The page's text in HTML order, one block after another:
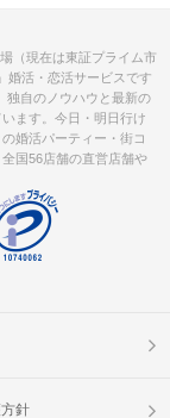
（現在は東証プライム市
婚活・恋活サービスです
独自のノウハウと最新の
ます。今日・明日行け
婚活パーティー・街コ
国56店舗の直営店舗や
針